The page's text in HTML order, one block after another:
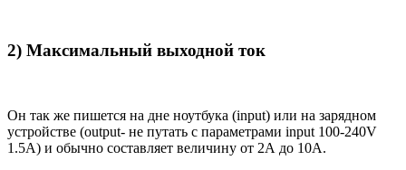
2) Максимальный выходной ток
Он так же пишется на дне ноутбука (input) или на зарядном
устройстве (output- не путать с параметрами input 100-240V
1.5A) и обычно составляет величину от 2А до 10A.